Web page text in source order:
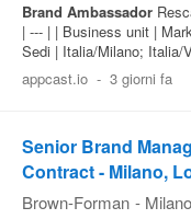
Brand Ambassador
| --- | | Business unit |
Sedi | Italia/Milano; Italia/
appcast.io - 3 giorni fa
Senior Brand
Contract - Milano,
Brown-Forman - Milano